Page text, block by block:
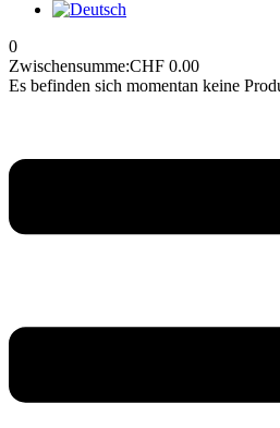
0
Zwischensumme:CHF 0.00
Es befinden sich momentan keine